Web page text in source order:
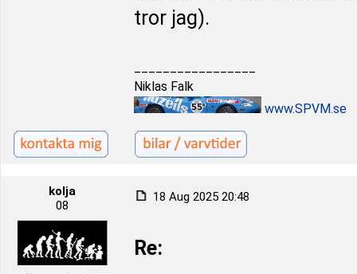
tror jag).
Niklas Falk
www.SPVM.se
kolja
08
18 Aug 2025 20:48
Re: